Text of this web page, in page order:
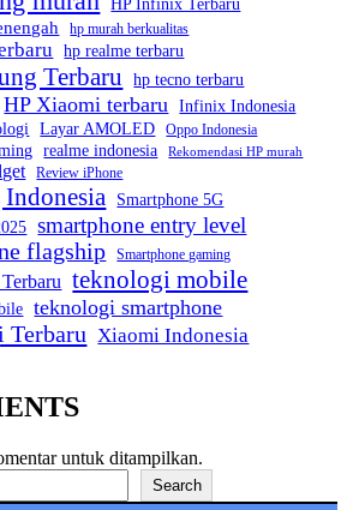
HP Infinix Terbaru
hp murah berkualitas
hp realme terbaru
Terbaru hp tecno terbaru
HP Xiaomi terbaru
Infinix Indonesia
Layar AMOLED Oppo Indonesia
realme indonesia Rekomendasi HP murah
Review iPhone
Indonesia
Smartphone 5G
smartphone entry level
flagship
Smartphone gaming
teknologi mobile
teknologi smartphone
Terbaru Xiaomi Indonesia
untuk ditampilkan.
Search